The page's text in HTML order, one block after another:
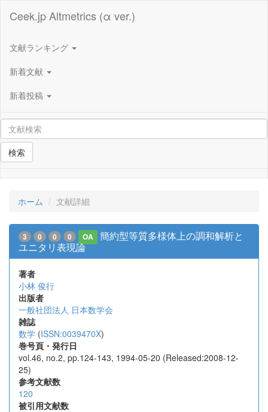
Ceek.jp Altmetrics (α ver.)
文献ランキング
新着文献
新着投稿
検索
ホーム 文献詳細
3 0 0 0 OA
簡約型等質多様体上の調和解析と
ユニタリ表現論
著者
小林 俊行
出版者
一般社団法人 日本数学会
雑誌
数学 (ISSN:0039470X)
巻号頁・発行日
vol.46, no.2, pp.124-143, 1994-05-20 (Released:2008-12-
25)
参考文献数
120
被引用文献数